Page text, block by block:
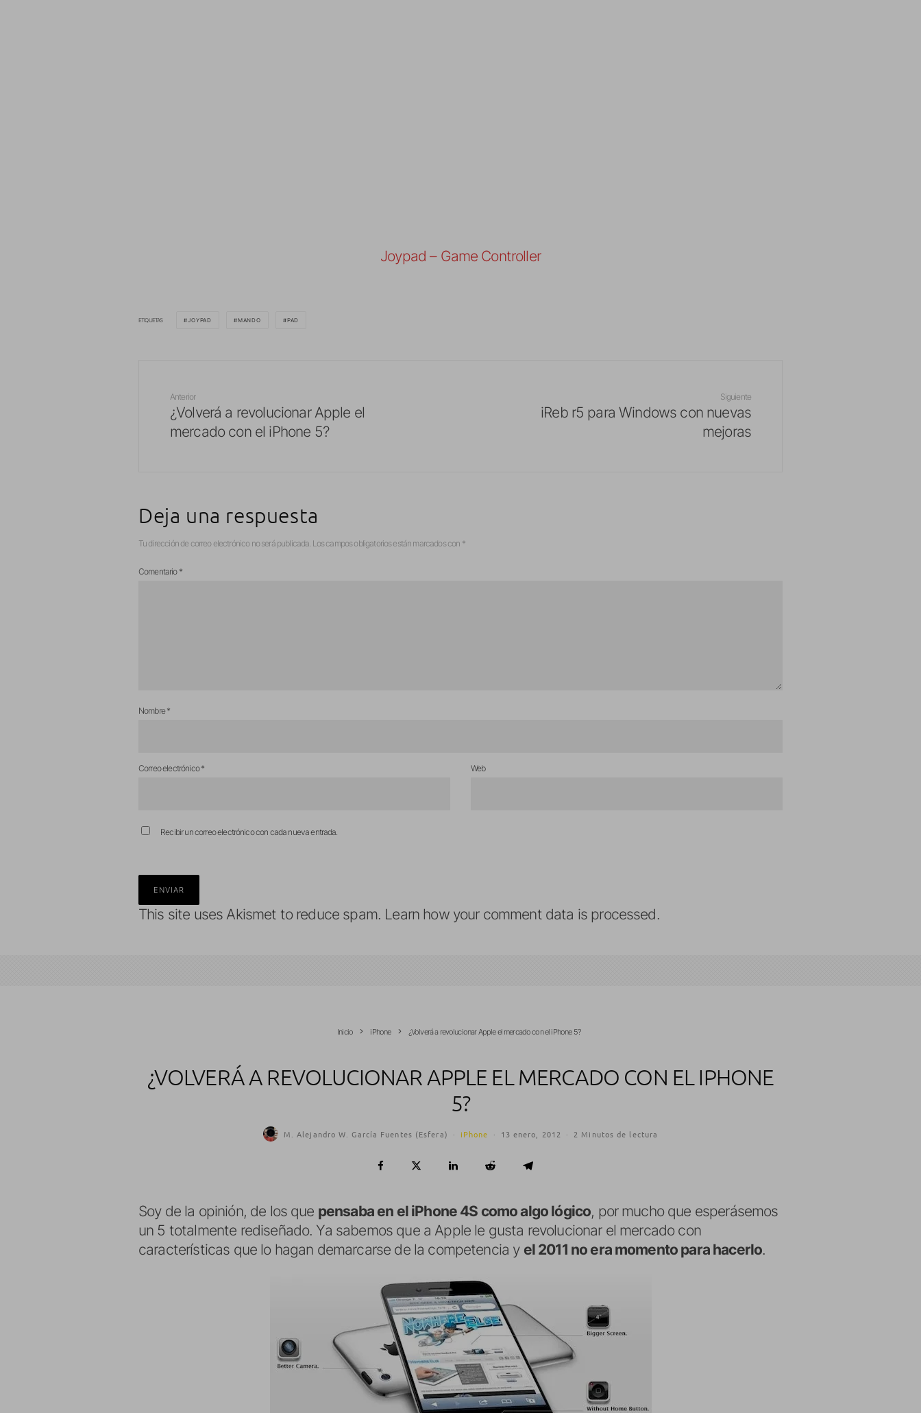
Joypad – Game Controller
ETIQUETAS JOYPAD MANDO PAD
Anterior
¿Volverá a revolucionar Apple el
mercado con el iPhone 5?
Siguiente
iReb r5 para Windows con nuevas
mejoras
Deja una respuesta
Tu dirección de correo electrónico no será publicada. Los campos obligatorios están marcados con *
Comentario *
Nombre*
Correo electrónico* Web
Recibir un correo electrónico con cada nueva entrada.
This site uses Akismet to reduce spam. Learn how your comment data is processed.
Inicio iPhone ¿Volverá a revolucionar Apple el mercado con el iPhone 5?
¿VOLVERÁ A REVOLUCIONAR APPLE EL MERCADO CON EL IPHONE
5?
M. Alejandro W. García Fuentes (Esfera) · iPhone · 13 enero, 2012 · 2 Minutos de lectura
Soy de la opinión, de los que pensaba en el iPhone 4S como algo lógico, por mucho que esperásemos
un 5 totalmente rediseñado. Ya sabemos que a Apple le gusta revolucionar el mercado con
características que lo hagan demarcarse de la competencia y el 2011 no era momento para hacerlo.